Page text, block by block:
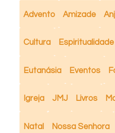
Advento Amizade
Cultura Espiritualidade
Eutanásia Eventos
Igreja JMJ Livros
Natal Nossa Senhora